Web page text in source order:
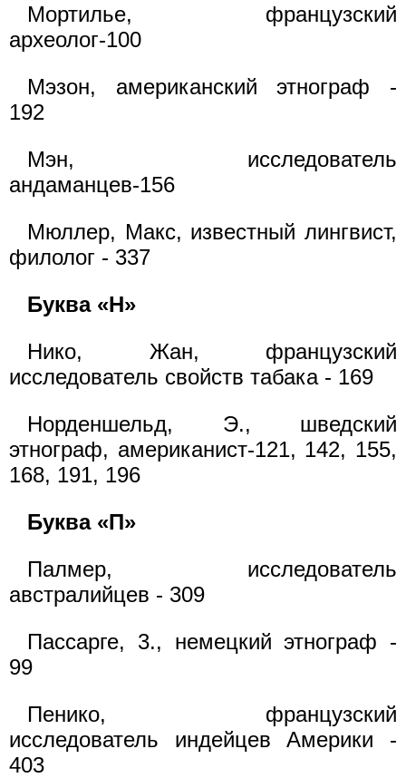
Мортилье, французский
археолог-100
Мэзон, американский этнограф -
192
Мэн, исследователь
андаманцев-156
Мюллер, Макс, известный лингвист,
филолог - 337
Буква «Н»
Нико, Жан, французский
исследователь свойств табака - 169
Норденшельд, Э., шведский
этнограф, американист-121, 142, 155,
168, 191, 196
Буква «П»
Палмер, исследователь
австралийцев - 309
Пассарге, 3., немецкий этнограф -
99
Пенико, французский
исследователь индейцев Америки -
403